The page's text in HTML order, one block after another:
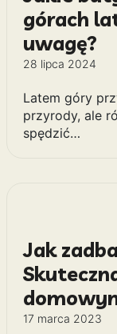
włosów?
31 lipca 2024
Jedwab od